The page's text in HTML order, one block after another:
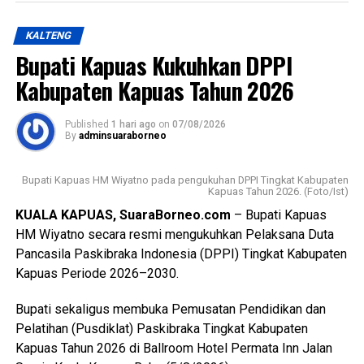
Ia mengatakan pembentukan karakter tersebut selaras
dengan penetapan predikat Pramuka Penggalang Garuda.
Oleh karena itu melalui pembinaan ketat para anggota yang
dilantik diharapkan mampu menjadi teladan.
Sementara itu Ketua Kwartir Cabang (Kwarcab) Gerakan
Pramuka Kapuas Suwarno Muriyat mengatakan pelantikan
Pramuka Penggalang Garuda ini menjadi sejarah baru
karena merupakan yang pertama kali dilaksanakan di
Kabupaten Kapuas setelah para peserta melampaui
serangkaian ujian ketat.
Ia menyebutkan ada sebanyak 47 anggota kontingen yang
terdiri dari peserta, pembina, dan pendamping
diberangkatkan menuju Bumi Perkemahan dan Graha
Wisata (Buperta) Cibubur Jakarta, untuk mengikuti agenda
Jamnas pada 13–23 Agustus 2026.
KALTENG
Bupati Kapuas Kukuhkan DPPI
Kabupaten Kapuas Tahun 2026
Published 1 hari ago on 07/08/2026
By adminsuaraborneo
Bupati Kapuas HM Wiyatno pada pengukuhan DPPI Tingkat Kabupaten
Kapuas Tahun 2026. (Foto/Ist)
KUALA KAPUAS, SuaraBorneo.com – Bupati Kapuas
HM Wiyatno secara resmi mengukuhkan Pelaksana Duta
Pancasila Paskibraka Indonesia (DPPI) Tingkat Kabupaten
Kapuas Periode 2026–2030.
Bupati sekaligus membuka Pemusatan Pendidikan dan
Pelatihan (Pusdiklat) Paskibraka Tingkat Kabupaten
Kapuas Tahun 2026 di Ballroom Hotel Permata Inn Jalan